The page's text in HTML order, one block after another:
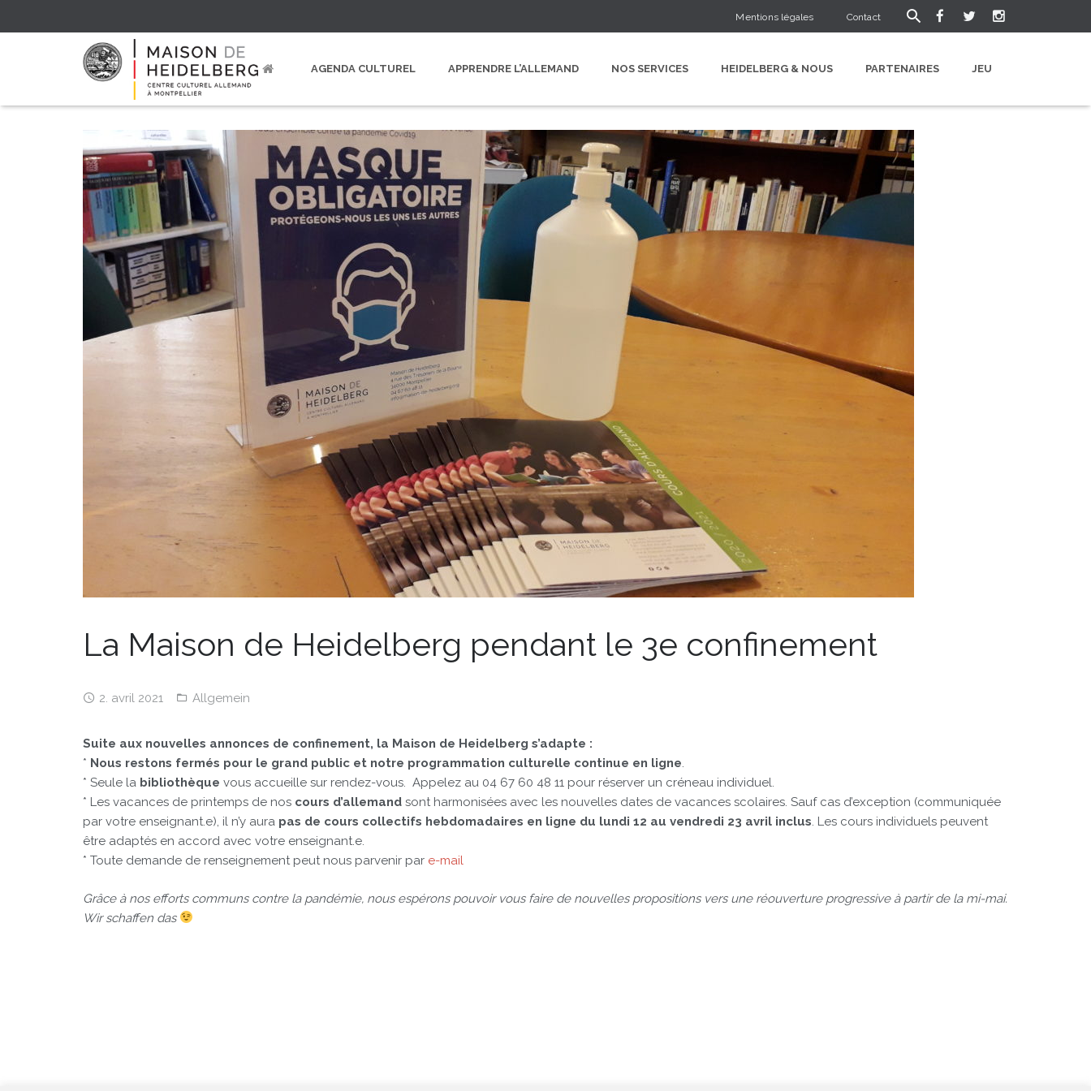
Mentions légales Contact
AGENDA CULTUREL APPRENDRE L’ALLEMAND NOS SERVICES HEIDELBERG & NOUS PARTENAIRES JEU
La Maison de Heidelberg pendant le 3e confinement
2. avril 2021 Allgemein
Suite aux nouvelles annonces de confinement, la Maison de Heidelberg s’adapte :
* Nous restons fermés pour le grand public et notre programmation culturelle continue en ligne.
* Seule la bibliothèque vous accueille sur rendez-vous. Appelez au 04 67 60 48 11 pour réserver un créneau individuel.
* Les vacances de printemps de nos cours d’allemand sont harmonisées avec les nouvelles dates de vacances scolaires. Sauf cas d’exception (communiquée
par votre enseignant.e), il n’y aura pas de cours collectifs hebdomadaires en ligne du lundi 12 au vendredi 23 avril inclus. Les cours individuels peuvent
être adaptés en accord avec votre enseignant.e.
* Toute demande de renseignement peut nous parvenir par e-mail
Grâce à nos efforts communs contre la pandémie, nous espérons pouvoir vous faire de nouvelles propositions vers une réouverture progressive à partir de la mi-mai.
Wir schaffen das